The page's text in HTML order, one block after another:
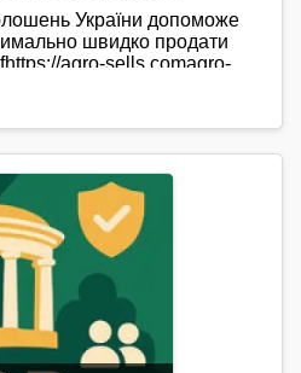
України допоможе
швидко продати
agro-sells.comagro-
на сайт →